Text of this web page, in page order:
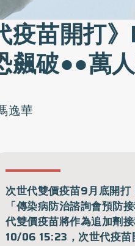
疫苗開打
飆破●●萬
逸華
次世代雙價疫苗9月底開
「傳染病防治諮詢會預防
代雙價疫苗將作為追加劑
10/06 15:23，次世代疫苗